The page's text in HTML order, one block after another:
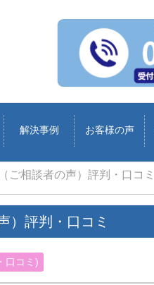
解決事例 お客様の声
ご相談者の声）評判・口コミ
）評判・口コミ
口コミ)